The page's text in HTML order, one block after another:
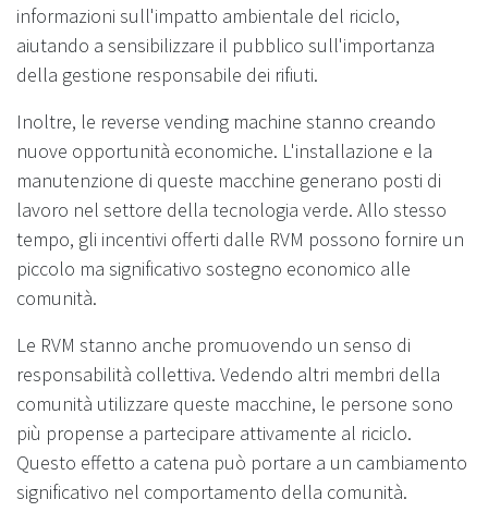
informazioni sull'impatto ambientale del riciclo,
aiutando a sensibilizzare il pubblico sull'importanza
della gestione responsabile dei rifiuti.
Inoltre, le reverse vending machine stanno creando
nuove opportunità economiche. L'installazione e la
manutenzione di queste macchine generano posti di
lavoro nel settore della tecnologia verde. Allo stesso
tempo, gli incentivi offerti dalle RVM possono fornire un
piccolo ma significativo sostegno economico alle
comunità.
Le RVM stanno anche promuovendo un senso di
responsabilità collettiva. Vedendo altri membri della
comunità utilizzare queste macchine, le persone sono
più propense a partecipare attivamente al riciclo.
Questo effetto a catena può portare a un cambiamento
significativo nel comportamento della comunità.